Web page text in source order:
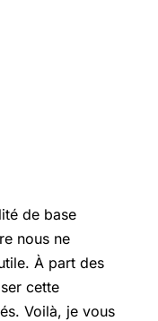
de base
nous ne
À part des
cette
Voilà, je vous